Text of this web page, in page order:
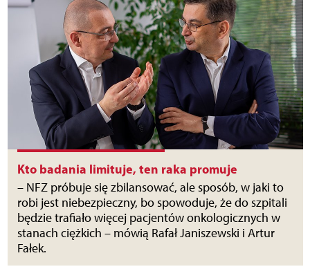
Kto badania limituje, ten raka promuje
– NFZ próbuje się zbilansować, ale sposób, w jaki to
robi jest niebezpieczny, bo spowoduje, że do szpitali
będzie trafiało więcej pacjentów onkologicznych w
stanach ciężkich – mówią Rafał Janiszewski i Artur
Fałek.